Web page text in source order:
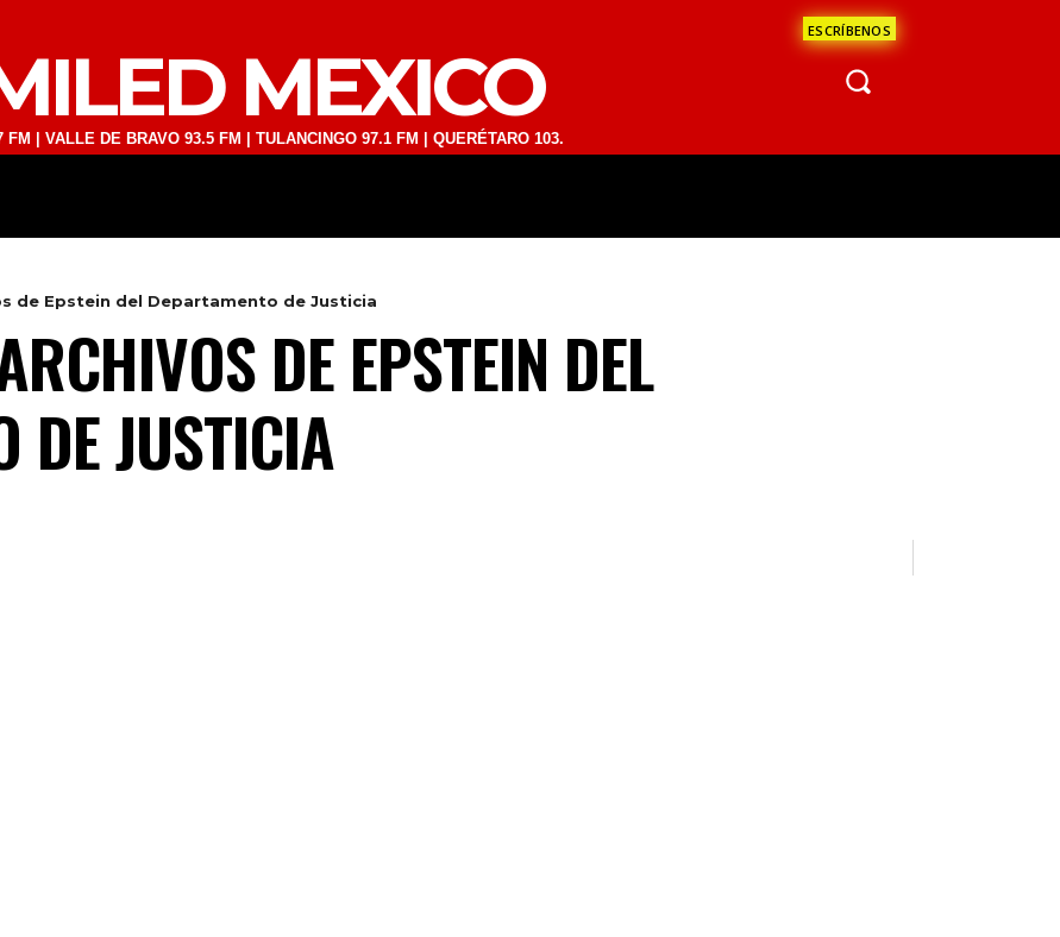
ESCRÍBENOS
MEXICO
DE BRAVO 93.5 FM | TULANCINGO 97.1 FM | QUERÉTARO 103.1 FM | SAN JUAN DEL RÍO 93.1 FM | GUADALAJARA 1510 AM | LA
de Epstein del Departamento de Justicia
DE EPSTEIN DEL
DE JUSTICIA